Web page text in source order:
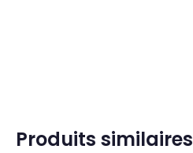
Produits similaires